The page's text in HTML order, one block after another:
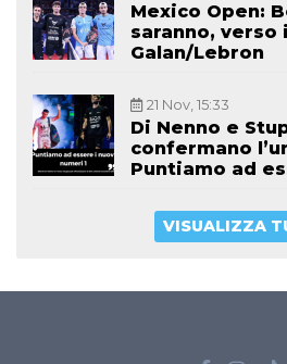
Mexico Open:
saranno,
Galan/Lebron
21 Nov, 15:33
Di Nenno e
confermano
Puntiamo ad
VISUALIZZA